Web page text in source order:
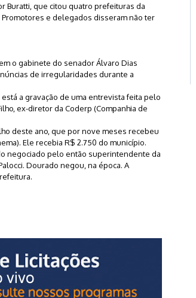
Buratti, que citou quatro prefeituras da
Promotores e delegados disseram não ter
o gabinete do senador Álvaro Dias
de irregularidades durante a
a gravação de uma entrevista feita pelo
ex-diretor da Coderp (Companhia de
deste ano, que por nove meses recebeu
Ele recebia R$ 2.750 do município.
negociado pelo então superintendente da
Dourado negou, na época. A